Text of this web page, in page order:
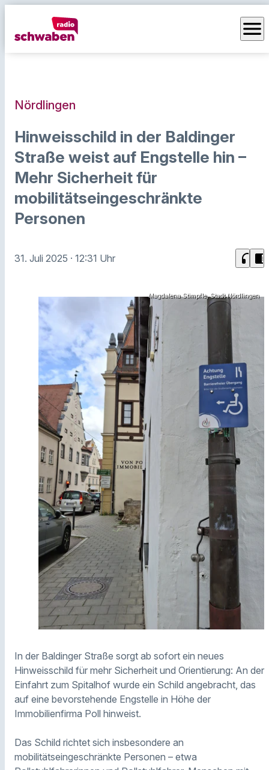
menu
Nördlingen
Hinweisschild in der Baldinger
Straße weist auf Engstelle hin –
Mehr Sicherheit für
mobilitätseingeschränkte
Personen
31. Juli 2025 · 12:31 Uhr headphones chrome_reader_mode
Magdalena Stimpfle, Stadt Nördlingen
In der Baldinger Straße sorgt ab sofort ein neues
Hinweisschild für mehr Sicherheit und Orientierung: An der
Einfahrt zum Spitalhof wurde ein Schild angebracht, das
auf eine bevorstehende Engstelle in Höhe der
Immobilienfirma Poll hinweist.
Das Schild richtet sich insbesondere an
mobilitätseingeschränkte Personen – etwa